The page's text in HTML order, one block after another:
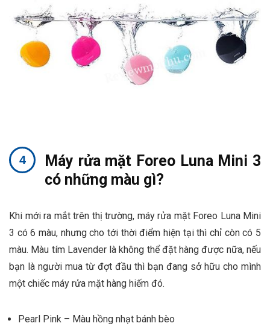
Máy rửa mặt Foreo Luna Mini 3
có những màu gì?
Khi mới ra mắt trên thị trường, máy rửa mặt Foreo Luna Mini
3 có 6 màu, nhưng cho tới thời điểm hiện tại thì chỉ còn có 5
màu. Màu tím Lavender là không thể đặt hàng được nữa, nếu
bạn là người mua từ đợt đầu thì bạn đang sở hữu cho mình
một chiếc máy rửa mặt hàng hiếm đó.
Pearl Pink – Màu hồng nhạt bánh bèo